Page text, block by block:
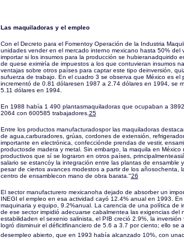
Las maquiladoras y el empleo
Con el Decreto para el Fomentoy Operación de la Industria
unidades vender en el mercado interno mexicano hasta 50% del
importar si los insumos para la producción se hubieranadquirido
de quese eximiría de impuestos a los que contuvieran insumos
ventajas sobre otros países para captar este tipo deinversión,
sufuerza de trabajo. En el cuadro 3 se observa que México es el
incrementó de 0.81 dólaresen 1987 a 2.74 dólares en 1994, se
5.11 dólares en 1994.
En 1988 había 1 490 plantasmaquiladoras que ocupaban a
2064 con 600585 trabajadores. 25
Entre los productos manufacturadospor las maquiladoras
de agua,carburadores, grúas, cordones de extensión,
importante en electrónica, confecciónde prendas de vestir,
productosde madera y metal. Sin embargo, la maquila en
productivos que sí se lograron en otros países,
salario se estancóy la integración entre las plantas de ensamble
pesar de ciertos avances modestos a partir de los añosochenta,
centro de ensamblecon mano de obra barata."26
El sector manufacturero mexicanoha dejado de absorber un
INEGI el empleo en esa actividad cayó 12.4% anual en 1993.
maquinaria y equipo, 9.2%anual. La carencia de una política de
de ese sector impidió adecuarse cabalmentea las exigencias del
estabilidaden el sexenio salinista, el PIB creció 2.9%, la
logró disminuir el déficitfinanciero de 5.6 a 3.7 por ciento; ello se
desempleo abierto, que en 1993 había alcanzado 10%, con